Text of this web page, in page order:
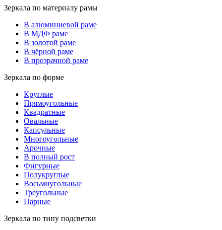
Зеркала по материалу рамы
В алюминиевой раме
В МДФ раме
В золотой раме
В чёрной раме
В прозрачной раме
Зеркала по форме
Круглые
Прямоугольные
Квадратные
Овальные
Капсульные
Многоугольные
Арочные
В полный рост
Фигурные
Полукруглые
Восьмиугольные
Треугольные
Парные
Зеркала по типу подсветки